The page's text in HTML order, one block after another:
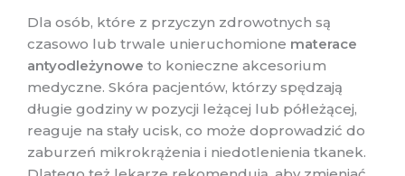
Dla osób, które z przyczyn zdrowotnych są
czasowo lub trwale unieruchomione materace
antyodleżynowe to konieczne akcesorium
medyczne. Skóra pacjentów, którzy spędzają
długie godziny w pozycji leżącej lub półleżącej,
reaguje na stały ucisk, co może doprowadzić do
zaburzeń mikrokrążenia i niedotlenienia tkanek.